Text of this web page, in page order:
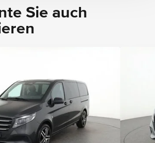
Sie auch